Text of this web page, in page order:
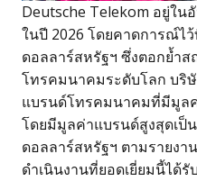
Deutsche Telekom อยู่ใ
ในปี 2026 โดยคาดการณ์ไ
ดอลลาร์สหรัฐฯ ซึ่งตอกย้ำ
โทรคมนาคมระดับโลก บริ
แบรนด์โทรคมนาคมที่มีมูล
โดยมีมูลค่าแบรนด์สูงสุดเป็
ดอลลาร์สหรัฐฯ ตามรายงา
ดำเนินงานที่ยอดเยี่ยมนี้ได้